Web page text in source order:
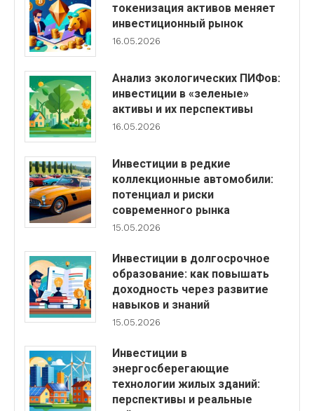
токенизация активов меняет
инвестиционный рынок
16.05.2026
Анализ экологических ПИФов:
инвестиции в «зеленые»
активы и их перспективы
16.05.2026
Инвестиции в редкие
коллекционные автомобили:
потенциал и риски
современного рынка
15.05.2026
Инвестиции в долгосрочное
образование: как повышать
доходность через развитие
навыков и знаний
15.05.2026
Инвестиции в
энергосберегающие
технологии жилых зданий:
перспективы и реальные